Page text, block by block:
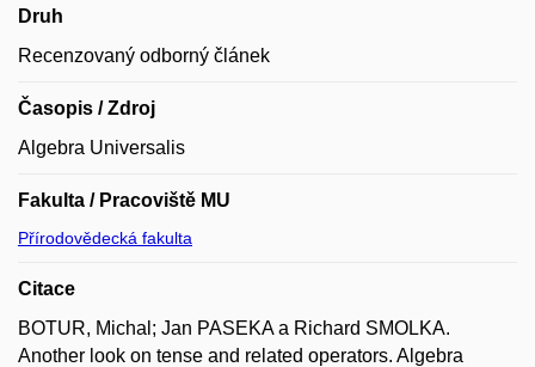
Druh
Recenzovaný odborný článek
Časopis / Zdroj
Algebra Universalis
Fakulta / Pracoviště MU
Přírodovědecká fakulta
Citace
BOTUR, Michal; Jan PASEKA a Richard SMOLKA.
Another look on tense and related operators. Algebra